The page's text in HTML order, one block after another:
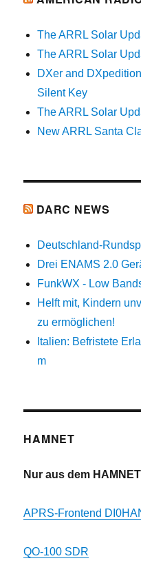
The ARRL Solar
The ARRL Solar
DXer and
Silent Key
The ARRL Solar
New ARRL Santa
DARC NEWS
Deutschland-
Drei ENAMS 2.0
FunkWX - Low
Helft mit, Kindern
zu ermöglichen!
Italien: Befristete
m
HAMNET
Nur aus dem
APRS-Frontend
QO-100 SDR